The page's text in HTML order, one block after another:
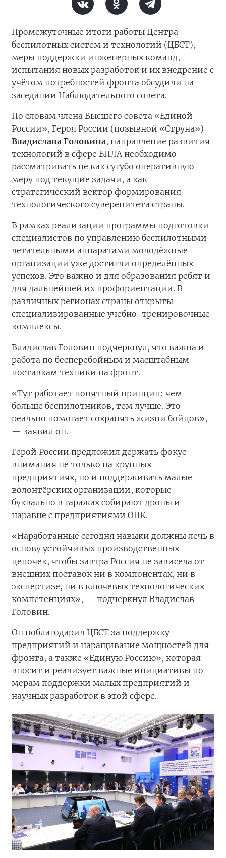
Промежуточные итоги работы Центра
беспилотных систем и технологий (ЦБСТ),
меры поддержки инженерных команд,
испытания новых разработок и их внедрение с
учётом потребностей фронта обсудили на
заседании Наблюдательного совета.
По словам члена Высшего совета «Единой
России», Героя России (позывной «Струна»)
Владислава Головина, направление развития
технологий в сфере БПЛА необходимо
рассматривать не как сугубо оперативную
меру под текущие задачи, а как
стратегический вектор формирования
технологического суверенитета страны.
В рамках реализации программы подготовки
специалистов по управлению беспилотными
летательными аппаратами молодёжные
организации уже достигли определённых
успехов. Это важно и для образования ребят и
для дальнейшей их профориентации. В
различных регионах страны открыты
специализированные учебно-тренировочные
комплексы.
Владислав Головин подчеркнул, что важна и
работа по бесперебойным и масштабным
поставкам техники на фронт.
«Тут работает понятный принцип: чем
больше беспилотников, тем лучше. Это
реально помогает сохранять жизни бойцов»,
— заявил он.
Герой России предложил держать фокус
внимания не только на крупных
предприятиях, но и поддерживать малые
волонтёрских организации, которые
буквально в гаражах собирают дроны и
наравне с предприятиями ОПК.
«Наработанные сегодня навыки должны лечь в
основу устойчивых производственных
цепочек, чтобы завтра Россия не зависела от
внешних поставок ни в компонентах, ни в
экспертизе, ни в ключевых технологических
компетенциях», — подчеркнул Владислав
Головин.
Он поблагодарил ЦБСТ за поддержку
предприятий и наращивание мощностей для
фронта, а также «Единую Россию», которая
вносит и реализует важные инициативы по
мерам поддержки малых предприятий и
научных разработок в этой сфере.